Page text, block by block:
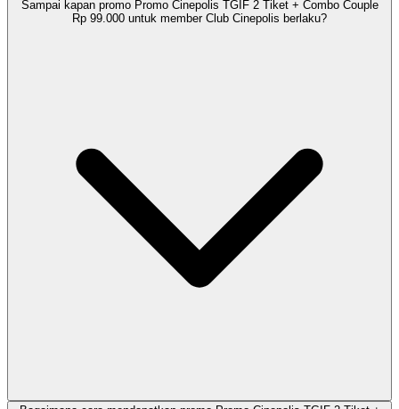
Sampai kapan promo Promo Cinepolis TGIF 2 Tiket + Combo Couple
Rp 99.000 untuk member Club Cinepolis berlaku?